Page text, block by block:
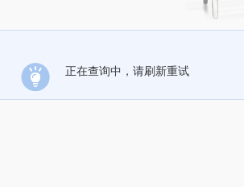
正在查询中，请刷新重试